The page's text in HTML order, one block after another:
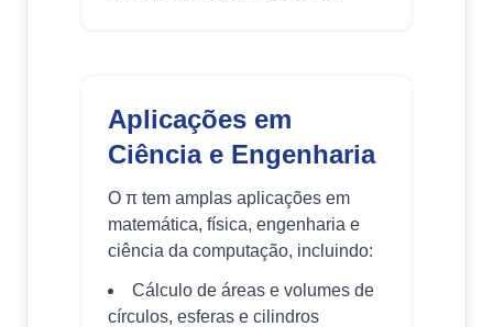
Aplicações em
Ciência e Engenharia
O π tem amplas aplicações em
matemática, física, engenharia e
ciência da computação, incluindo:
Cálculo de áreas e volumes de
círculos, esferas e cilindros